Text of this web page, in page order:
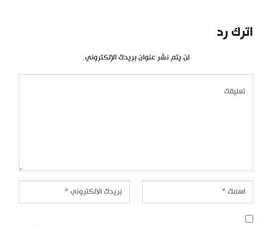
اترك رد
لن يتم نشر عنوان بريدك الإلكتروني.